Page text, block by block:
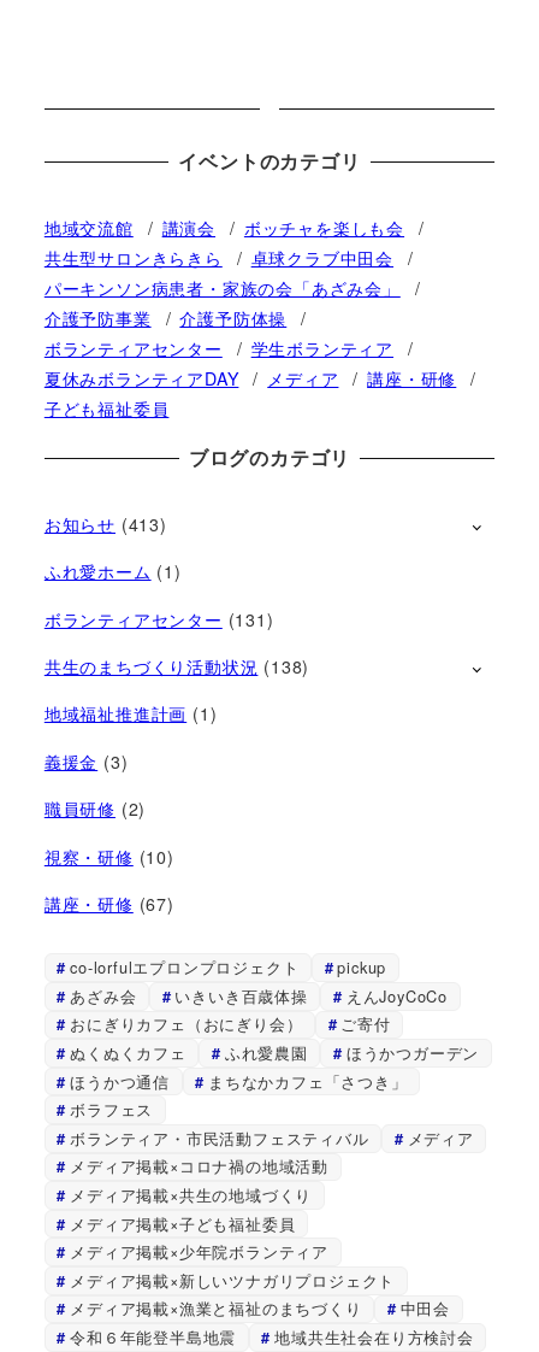
イベントのカテゴリ
地域交流館 講演会
ボッチャを楽しも会
共生型サロンきらきら
卓球クラブ中田会
パーキンソン病患者・家族の会「あざみ会」
介護予防事業
介護予防体操
ボランティアセンター
学生ボランティア
夏休みボランティアDAY
メディア
講座・研修
子ども福祉委員
ブログのカテゴリ
お知らせ (413)
ふれ愛ホーム (1)
ボランティアセンター (131)
共生のまちづくり活動状況 (138)
地域福祉推進計画 (1)
義援金 (3)
職員研修 (2)
視察・研修 (10)
講座・研修 (67)
co-lorfulエプロンプロジェクト
pickup
あざみ会
いきいき百歳体操
えんJoyCoCo
おにぎりカフェ（おにぎり会）
ご寄付
ぬくぬくカフェ
ふれ愛農園
ほうかつガーデン
ほうかつ通信
まちなかカフェ「さつき」
ボラフェス
ボランティア・市民活動フェスティバル
メディア
メディア掲載×コロナ禍の地域活動
メディア掲載×共生の地域づくり
メディア掲載×子ども福祉委員
メディア掲載×少年院ボランティア
メディア掲載×新しいツナガリプロジェクト
メディア掲載×漁業と福祉のまちづくり
中田会
令和６年能登半島地震
地域共生社会在り方検討会